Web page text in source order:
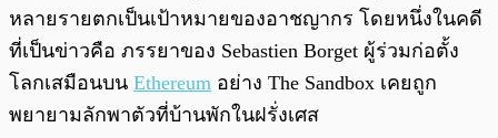
หลายรายตกเป็นเป้าหมายของอาชญากร โดยหนึ่งในคดี
ที่เป็นข่าวคือ ภรรยาของ Sebastien Borget ผู้ร่วมก่อตั้ง
โลกเสมือนบน Ethereum อย่าง The Sandbox เคยถูก
พยายามลักพาตัวที่บ้านพักในฝรั่งเศส